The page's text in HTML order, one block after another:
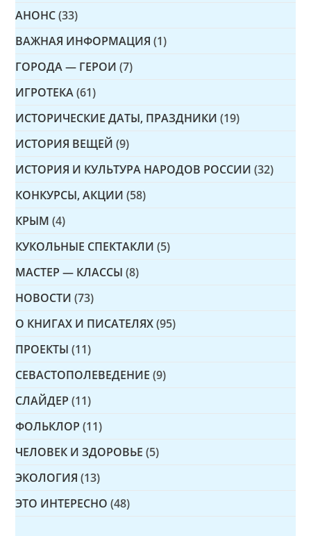
АНОНС (33)
ВАЖНАЯ ИНФОРМАЦИЯ (1)
ГОРОДА — ГЕРОИ (7)
ИГРОТЕКА (61)
ИСТОРИЧЕСКИЕ ДАТЫ, ПРАЗДНИКИ (19)
ИСТОРИЯ ВЕЩЕЙ (9)
ИСТОРИЯ И КУЛЬТУРА НАРОДОВ РОССИИ (32)
КОНКУРСЫ, АКЦИИ (58)
КРЫМ (4)
КУКОЛЬНЫЕ СПЕКТАКЛИ (5)
МАСТЕР — КЛАССЫ (8)
НОВОСТИ (73)
О КНИГАХ И ПИСАТЕЛЯХ (95)
ПРОЕКТЫ (11)
СЕВАСТОПОЛЕВЕДЕНИЕ (9)
СЛАЙДЕР (11)
ФОЛЬКЛОР (11)
ЧЕЛОВЕК И ЗДОРОВЬЕ (5)
ЭКОЛОГИЯ (13)
ЭТО ИНТЕРЕСНО (48)